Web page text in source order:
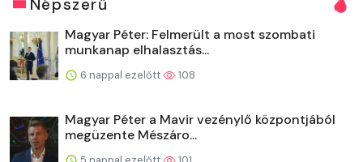
Népszerű
Magyar Péter: Felmerült a most szombati
munkanap elhalasztás...
6 nappal ezelőtt 108
Magyar Péter a Mavir vezénylő központjából
megüzente Mészáro...